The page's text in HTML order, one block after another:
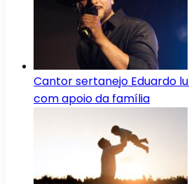
Cantor sertanejo Eduardo
com apoio da família